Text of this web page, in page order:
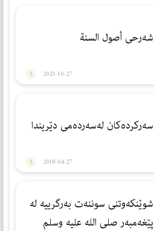
شەرحی أصول السنة
2023-10-27
سه‌ركرده‌كان له‌سه‌رده‌می دێریندا
2018-04-27
شوێنكەوتنی سوننەت بەرگرییە لە
پێغەمبەر صلی الله علیه وسلم